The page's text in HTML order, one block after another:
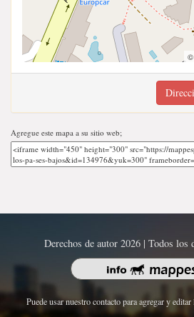
©
Agregue este mapa a su sitio web;
Derechos de autor 2026 | Todos los
Puede usar nuestro contacto para agregar y